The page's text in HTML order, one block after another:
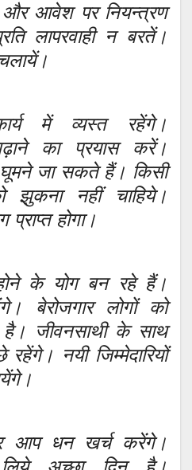
आवेश पर नियन्त्रण
लापरवाही न बरतें।
में व्यस्त रहेंगे।
का प्रयास करें।
घूमने जा सकते हैं। किसी
नहीं चाहिये।
होगा।
होने के योग बन रहे हैं।
बेरोजगार लोगों को
है। जीवनसाथी के साथ
नयी जिम्मेदारियों
आप धन खर्च करेंगे।